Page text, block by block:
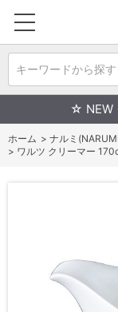
キーワードから探す
☆ NEW
ホーム > ナルミ
> ワルツ クリーマー